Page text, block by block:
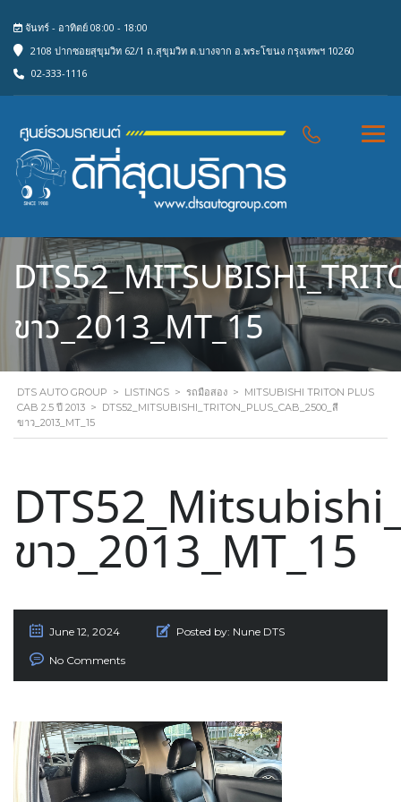
จันทร์ - อาทิตย์ 08:00 - 18:00
2108 ปากซอยสุขุมวิท 62/1 ถ.สุขุมวิท ต.บางจาก อ.พระโขนง กรุงเทพฯ 10260
02-333-1116
ขาว_2013_MT_15
DTS AUTO GROUP > LISTINGS > รถมือสอง > MITSUBISHI TRITON PLUS
CAB 2.5 ปี 2013 > DTS52_MITSUBISHI_TRITON_PLUS_CAB_2500_สี
ขาว_2013_MT_15
ขาว_2013_MT_15
June 12, 2024 Posted by: Nune DTS
No Comments